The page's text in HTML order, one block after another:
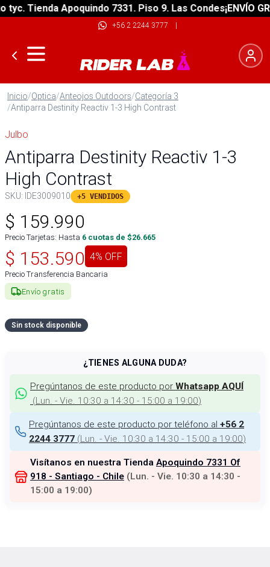
Tienda Apoquindo 7331. Piso 9. Las Condes¡ENVÍO
+56 2 2244 3777 |
Inicio/Optica/Anteojos Outdoors/Categoría 3
/Antiparra Destinity Reactiv 1-3 High Contrast
Julbo
Antiparra Destinity Reactiv 1-3
High Contrast
SKU: IDE3009010 +5 VENDIDOS
$ 159.990
Precio Tarjetas: Hasta 6 cuotas de $26.665
$ 153.590 4% OFF
Precio Transferencia Bancaria
Envío gratis
Sin stock disponible
¿TIENES ALGUNA DUDA?
Pregúntanos de este producto por Whatsapp AQUÍ
(Lun. - Vie. 10:30 a 14:30 - 15:00 a 19:00)
Pregúntanos de este producto por teléfono al +56 2
2244 3777 (Lun. - Vie. 10:30 a 14:30 - 15:00 a 19:00)
Visítanos en nuestra Tienda Apoquindo 7331 Of
918 - Santiago - Chile (Lun. - Vie. 10:30 a 14:30 -
15:00 a 19:00)